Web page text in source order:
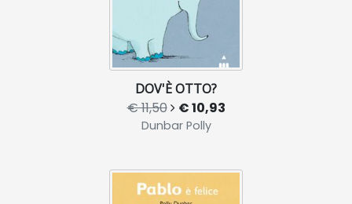
DOV'È OTTO?
€ 11,50 € 10,93
Dunbar Polly